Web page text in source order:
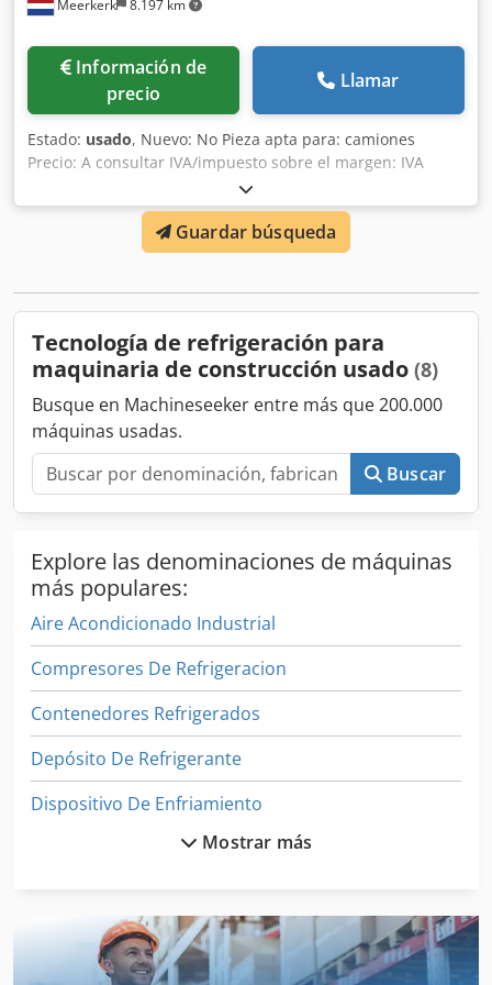
Meerkerk 8.197 km
Información de
precio
Llamar
Estado: usado, Nuevo: No Pieza apta para: camiones
Precio: A consultar IVA/impuesto sobre el margen: IVA
deducible Número de referencia: 2319325 Dcodpfx Asyqu
Upom Esk
Guardar búsqueda
Tecnología de refrigeración para
maquinaria de construcción usado (8)
Busque en Machineseeker entre más que 200.000
máquinas usadas.
Buscar
Explore las denominaciones de máquinas
más populares:
Aire Acondicionado Industrial
Compresores De Refrigeracion
Contenedores Refrigerados
Depósito De Refrigerante
Dispositivo De Enfriamiento
Elemento De Calefacción
Enfriador De Agua
Mostrar más